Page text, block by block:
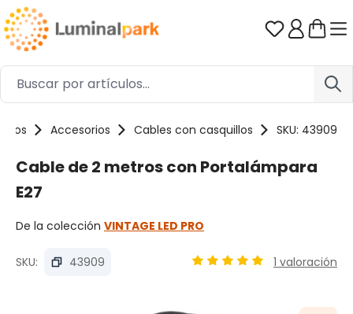
Saltar al contenido principal Tienes 0
Accesorios Cables con casquillos SKU: 43909
Cable de 2 metros con Portalámpara
E27
De la colección VINTAGE LED PRO
SKU: 43909 1 valoración